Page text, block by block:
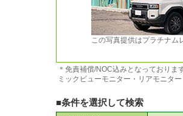
この写真提供はプラチナム
＊免責補償/NOC込みとなっており
ミックビューモニター・リアモニタ
■条件を選択して検索